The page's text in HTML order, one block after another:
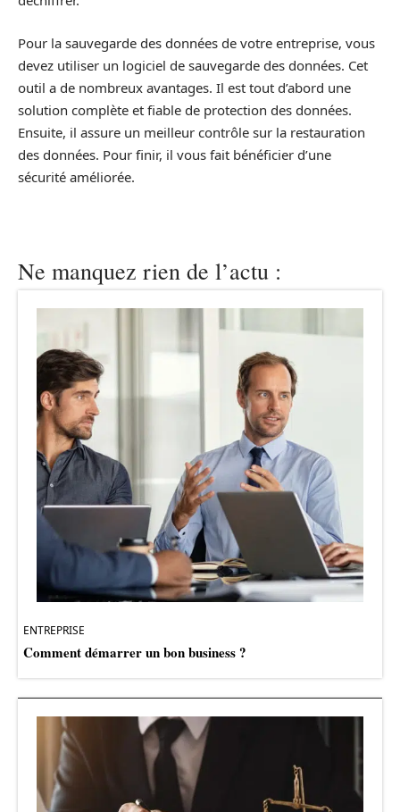
Pour la sauvegarde des données de votre entreprise, vous
devez utiliser un logiciel de sauvegarde des données. Cet
outil a de nombreux avantages. Il est tout d’abord une
solution complète et fiable de protection des données.
Ensuite, il assure un meilleur contrôle sur la restauration
des données. Pour finir, il vous fait bénéficier d’une
sécurité améliorée.
Ne manquez rien de l’actu :
ENTREPRISE
Comment démarrer un bon business ?